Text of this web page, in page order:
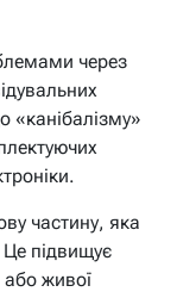
через
«канібалізму»
частину, яка
підвищує
або живої